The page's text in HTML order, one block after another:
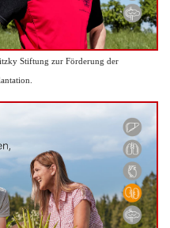
Stiftung zur Förderung der